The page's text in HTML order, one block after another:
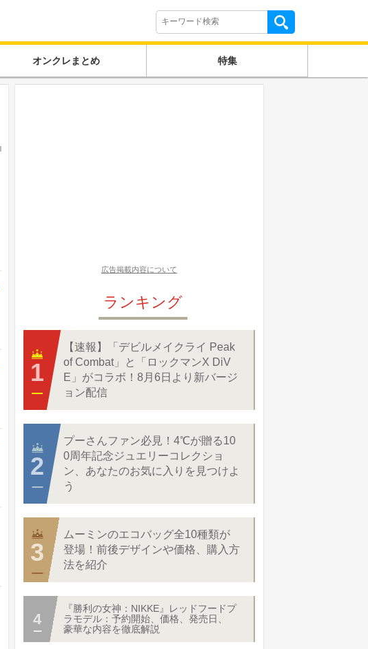
オンクレまとめ 特集
広告掲載内容について
ランキング
【速報】「デビルメイクライ Peak
of Combat」と「ロックマンX DiV
E」がコラボ！8月6日より新バージ
ョン配信
プーさんファン必見！4℃が贈る10
0周年記念ジュエリーコレクショ
ン、あなたのお気に入りを見つけよ
う
ムーミンのエコバッグ全10種類が
登場！前後デザインや価格、購入方
法を紹介
『勝利の女神：NIKKE』レッドフードプ
ラモデル：予約開始、価格、発売日、
豪華な内容を徹底解説